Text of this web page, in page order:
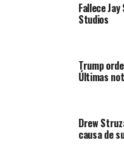
Fallece
Studios
Trump
Últimas
Drew
causa de